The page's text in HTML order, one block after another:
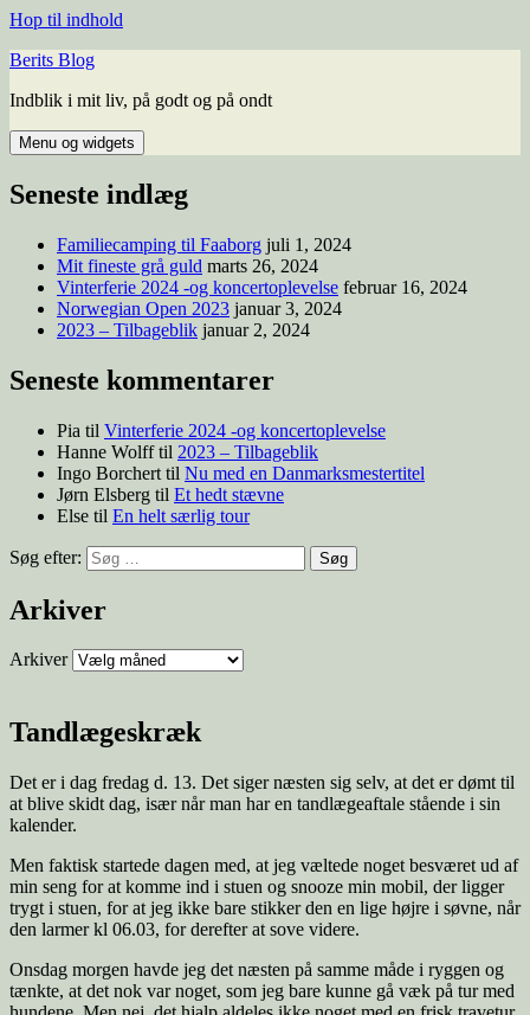
Hop til indhold
Berits Blog
Indblik i mit liv, på godt og på ondt
Menu og widgets
Seneste indlæg
Familiecamping til Faaborg juli 1, 2024
Mit fineste grå guld marts 26, 2024
Vinterferie 2024 -og koncertoplevelse februar 16, 2024
Norwegian Open 2023 januar 3, 2024
2023 – Tilbageblik januar 2, 2024
Seneste kommentarer
Pia til Vinterferie 2024 -og koncertoplevelse
Hanne Wolfftil 2023 – Tilbageblik
Ingo Borchert til Nu med en Danmarksmestertitel
Jørn Elsberg til Et hedt stævne
Else til En helt særlig tour
Søg efter:
Arkiver
Arkiver
Tandlægeskræk
Det er i dag fredag d. 13. Det siger næsten sig selv, at det er dømt til
at blive skidt dag, især når man har en tandlægeaftale stående i sin
kalender.
Men faktisk startede dagen med, at jeg væltede noget besværet ud af
min seng for at komme ind i stuen og snooze min mobil, der ligger
trygt i stuen, for at jeg ikke bare stikker den en lige højre i søvne, når
den larmer kl 06.03, for derefter at sove videre.
Onsdag morgen havde jeg det næsten på samme måde i ryggen og
tænkte, at det nok var noget, som jeg bare kunne gå væk på tur med